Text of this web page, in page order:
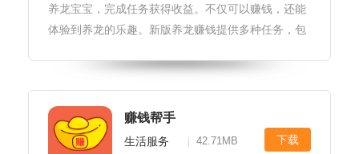
养龙宝宝，完成任务获得收益。不仅可以赚钱，还能
体验到养龙的乐趣。新版养龙赚钱提供多种任务，包
此外，新版养龙赚钱还提供了安全保障，确保用户收
益安全。无论你是想赚钱，还是想
赚钱帮手
生活服务 42.71MB 下载